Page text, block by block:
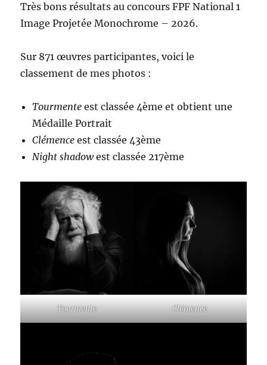
Très bons résultats au concours FPF National 1
Image Projetée Monochrome – 2026.
Sur 871 œuvres participantes, voici le
classement de mes photos :
Tourmente est classée 4ème et obtient une
Médaille Portrait
Clémence est classée 43ème
Night shadowest classée 217ème
Tourmente Clémence